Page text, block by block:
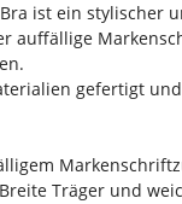
ist ein
auffällige
gefertigt
Träger und